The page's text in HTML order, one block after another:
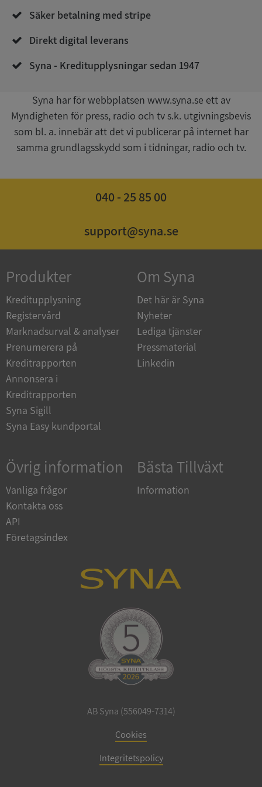
Säker betalning med stripe
Direkt digital leverans
Syna - Kreditupplysningar sedan 1947
Syna har för webbplatsen www.syna.se ett av
Myndigheten för press, radio och tv s.k. utgivningsbevis
som bl. a. innebär att det vi publicerar på internet har
samma grundlagsskydd som i tidningar, radio och tv.
040 - 25 85 00
support@syna.se
Produkter
Kreditupplysning
Registervård
Marknadsurval & analyser
Prenumerera på
Kreditrapporten
Annonsera i
Kreditrapporten
Syna Sigill
Syna Easy kundportal
Om Syna
Det här är Syna
Nyheter
Lediga tjänster
Pressmaterial
Linkedin
Övrig information
Vanliga frågor
Kontakta oss
API
Företagsindex
Bästa Tillväxt
Information
AB Syna (556049-7314)
Cookies
Integritetspolicy
VISITOR_PRIVACY_METADATA
YouTube
.youtube.com
5 månader
4 veckor
de.syna.se
ARRAffinity
Microsoft
Corporation
.syna.se
Corporation
upplysningar.syna.se
en.syna.se
Google
Privacy Policy